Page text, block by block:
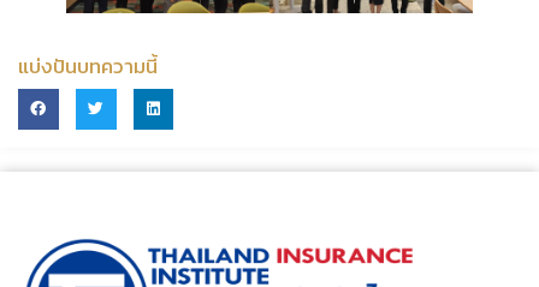
แบ่งปันบทความนี้